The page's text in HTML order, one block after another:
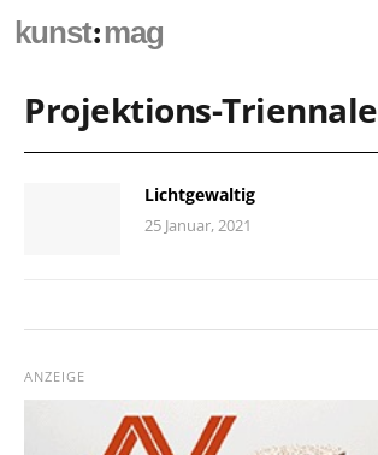
kunst:mag
Projektions-Triennale
Lichtgewaltig
25 Januar, 2021
ANZEIGE